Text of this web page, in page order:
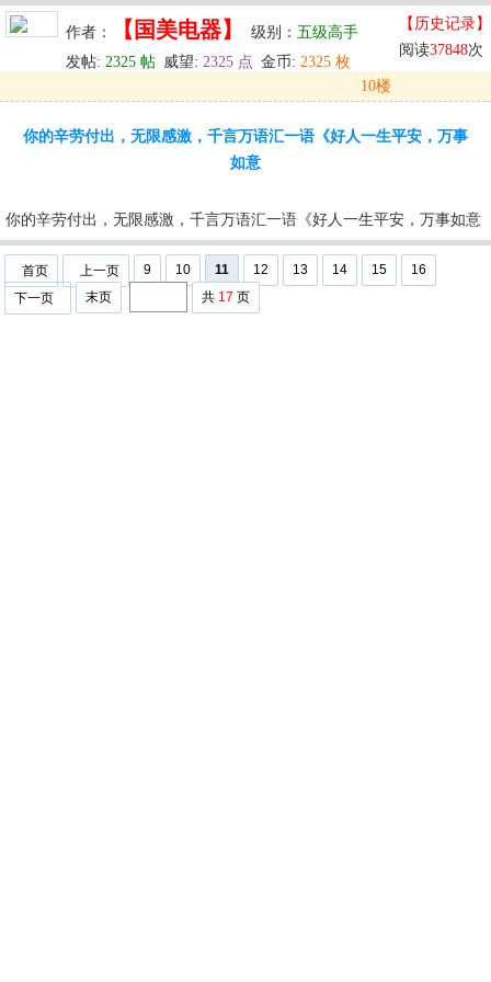
作者： 【国美电器】 级别： 五级高手
发帖: 2325 帖 威望: 2325 点 金币: 2325 枚
【历史记录】
阅读37848次
10楼
回复 u 编辑 u
你的辛劳付出，无限感激，千言万语汇一语《好人一生平安，万事
如意
你的辛劳付出，无限感激，千言万语汇一语《好人一生平安，万事如意
首页 上一页 9 10 11 12 13 14 15
16
下一页
末页 共 17 页